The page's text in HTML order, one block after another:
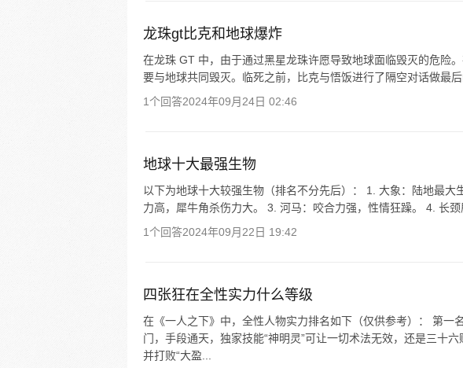
龙珠gt比克和地球爆炸
在龙珠 GT 中，由于通过黑星龙珠许愿导致地球面临毁灭的危险
要与地球共同毁灭。临死之前，比克与悟饭进行了隔空对话做最后
1个回答2024年09月24日 02:46
地球十大最强生物
以下为地球十大较强生物（排名不分先后）： 1. 大象：陆地最大
力高，犀牛角杀伤力大。 3. 河马：咬合力强，性情狂躁。 4. 长颈
1个回答2024年09月22日 19:42
四张狂在全性实力什么等级
在《一人之下》中，全性人物实力排名如下（仅供参考）： 第一
门，手段通天，独家技能“神明灵”可让一切术法无效，还是三十
并打败“大盈...